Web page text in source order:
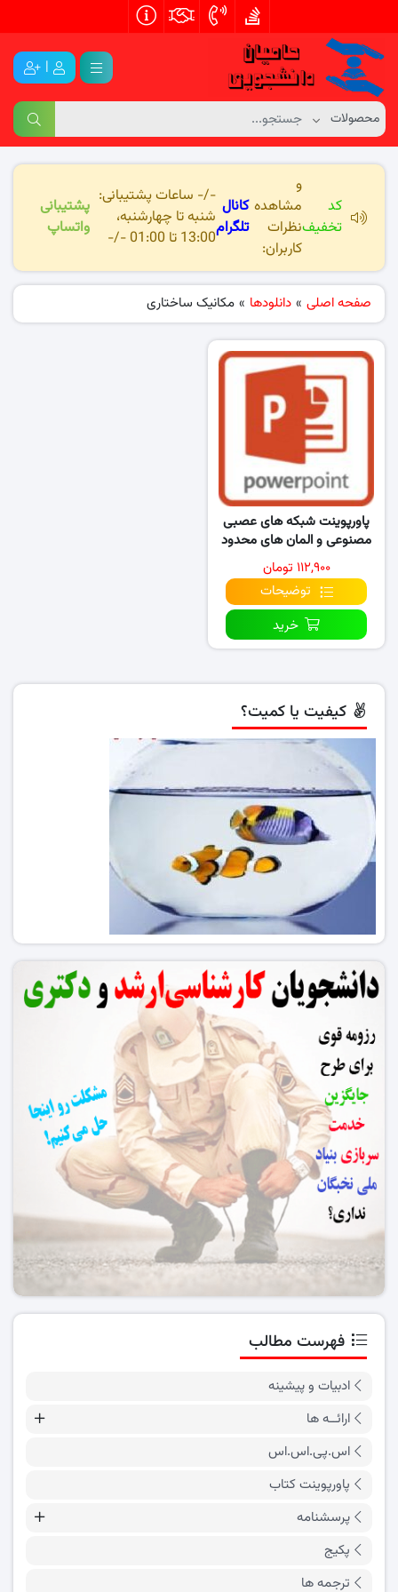
|
کد
تخفیف
و
مشاهده
نظرات
کاربران:
کانال
تلگرام
-/- ساعات پشتیبانی:
شنبه تا چهارشنبه،
13:00 تا 01:00 -/-
پشتیبانی
واتساپ
صفحه اصلی » دانلودها » مکانیک ساختاری
پاورپوینت شبکه های عصبی
مصنوعی و المان های محدود
هوشمند در مکانیک…
۱۱۲,۹۰۰ تومان
توضیحات
خرید
کیفیت یا کمیت؟
فهرست مطالب
ادبیات و پیشینه
ارائــه ها
اس.پی.اس.اس
پاورپوینت کتاب
پرسشنامه
پکیج
ترجمه ها